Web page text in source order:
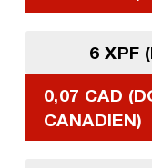
6 XPF
0,07 CAD
CANADIEN)